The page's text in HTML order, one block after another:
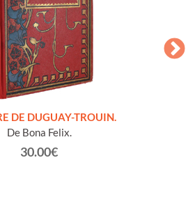
DE DUGUAY-TROUIN.
De Bona Felix.
30.00€